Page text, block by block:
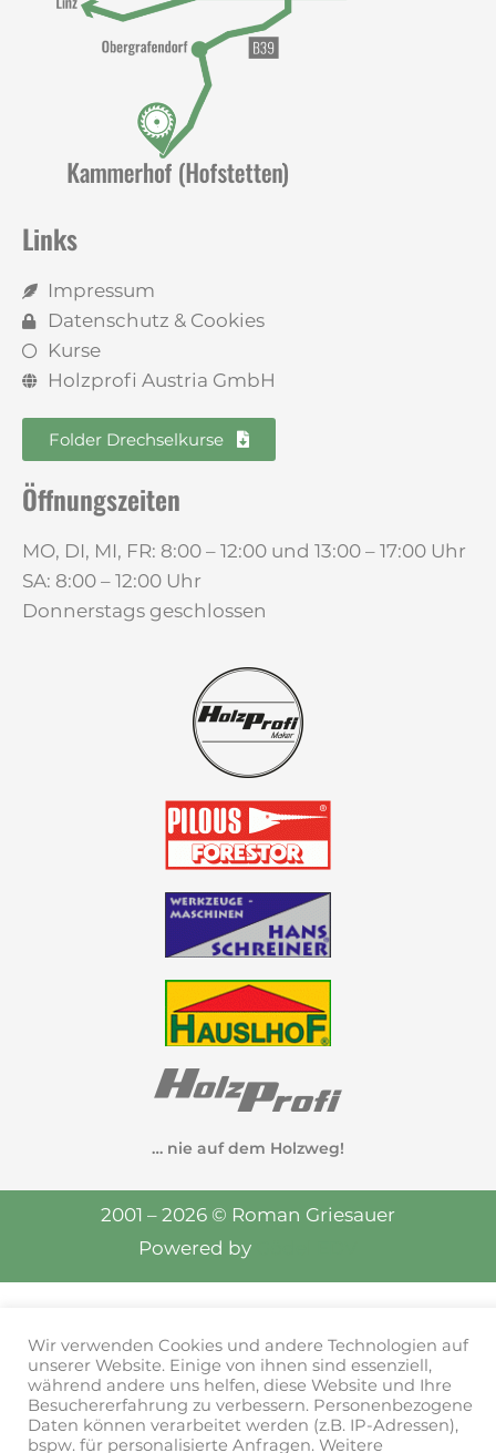
Links
Impressum
Datenschutz & Cookies
Kurse
Holzprofi Austria GmbH
Folder Drechselkurse
Öffnungszeiten
MO, DI, MI, FR: 8:00 – 12:00 und 13:00 – 17:00 Uhr
SA: 8:00 – 12:00 Uhr
Donnerstags geschlossen
… nie auf dem Holzweg!
2001 – 2026 © Roman Griesauer
Powered by
Wir verwenden Cookies und andere Technologien auf
unserer Website. Einige von ihnen sind essenziell,
während andere uns helfen, diese Website und Ihre
Besuchererfahrung zu verbessern. Personenbezogene
Daten können verarbeitet werden (z.B. IP-Adressen),
bspw. für personalisierte Anfragen. Weitere